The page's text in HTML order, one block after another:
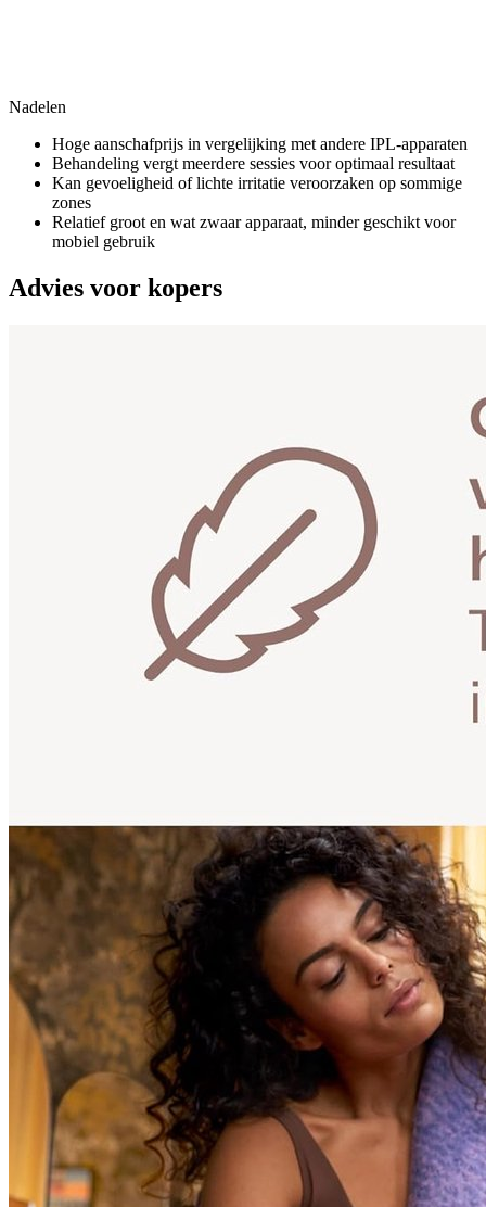
Nadelen
Hoge aanschafprijs in vergelijking met andere IPL-apparaten
Behandeling vergt meerdere sessies voor optimaal resultaat
Kan gevoeligheid of lichte irritatie veroorzaken op sommige
zones
Relatief groot en wat zwaar apparaat, minder geschikt voor
mobiel gebruik
Advies voor kopers